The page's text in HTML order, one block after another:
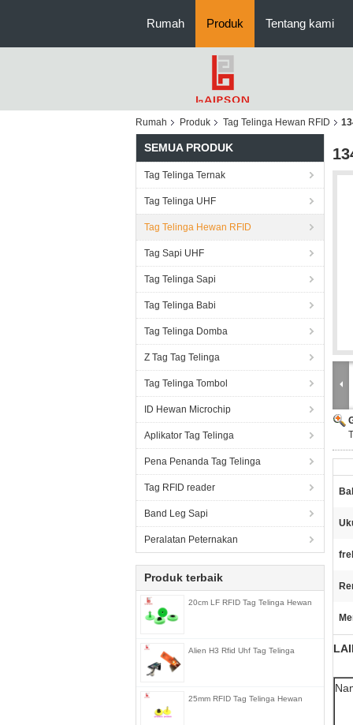
Rumah Produk Tentang kami
Rumah Produk Tag Telinga Hewan RFID
SEMUA PRODUK
Tag Telinga Ternak
Tag Telinga UHF
Tag Telinga Hewan RFID
Tag Sapi UHF
Tag Telinga Sapi
Tag Telinga Babi
Tag Telinga Domba
Z Tag Tag Telinga
Tag Telinga Tombol
ID Hewan Microchip
Aplikator Tag Telinga
Pena Penanda Tag Telinga
Tag RFID reader
Band Leg Sapi
Peralatan Peternakan
Produk terbaik
20cm LF RFID Tag Telinga Hewan
Alien H3 Rfid Uhf Tag Telinga
25mm RFID Tag Telinga Hewan